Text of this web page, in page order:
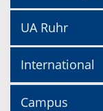
UA Ruhr
International
Campus